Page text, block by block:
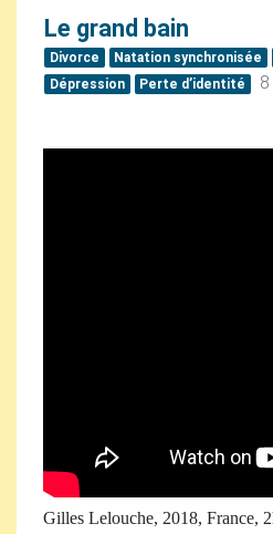
Le grand bain
Divorce Natation synchronisée
Dépression
Perte d’identité
Gilles Lelouche, 2018, France,